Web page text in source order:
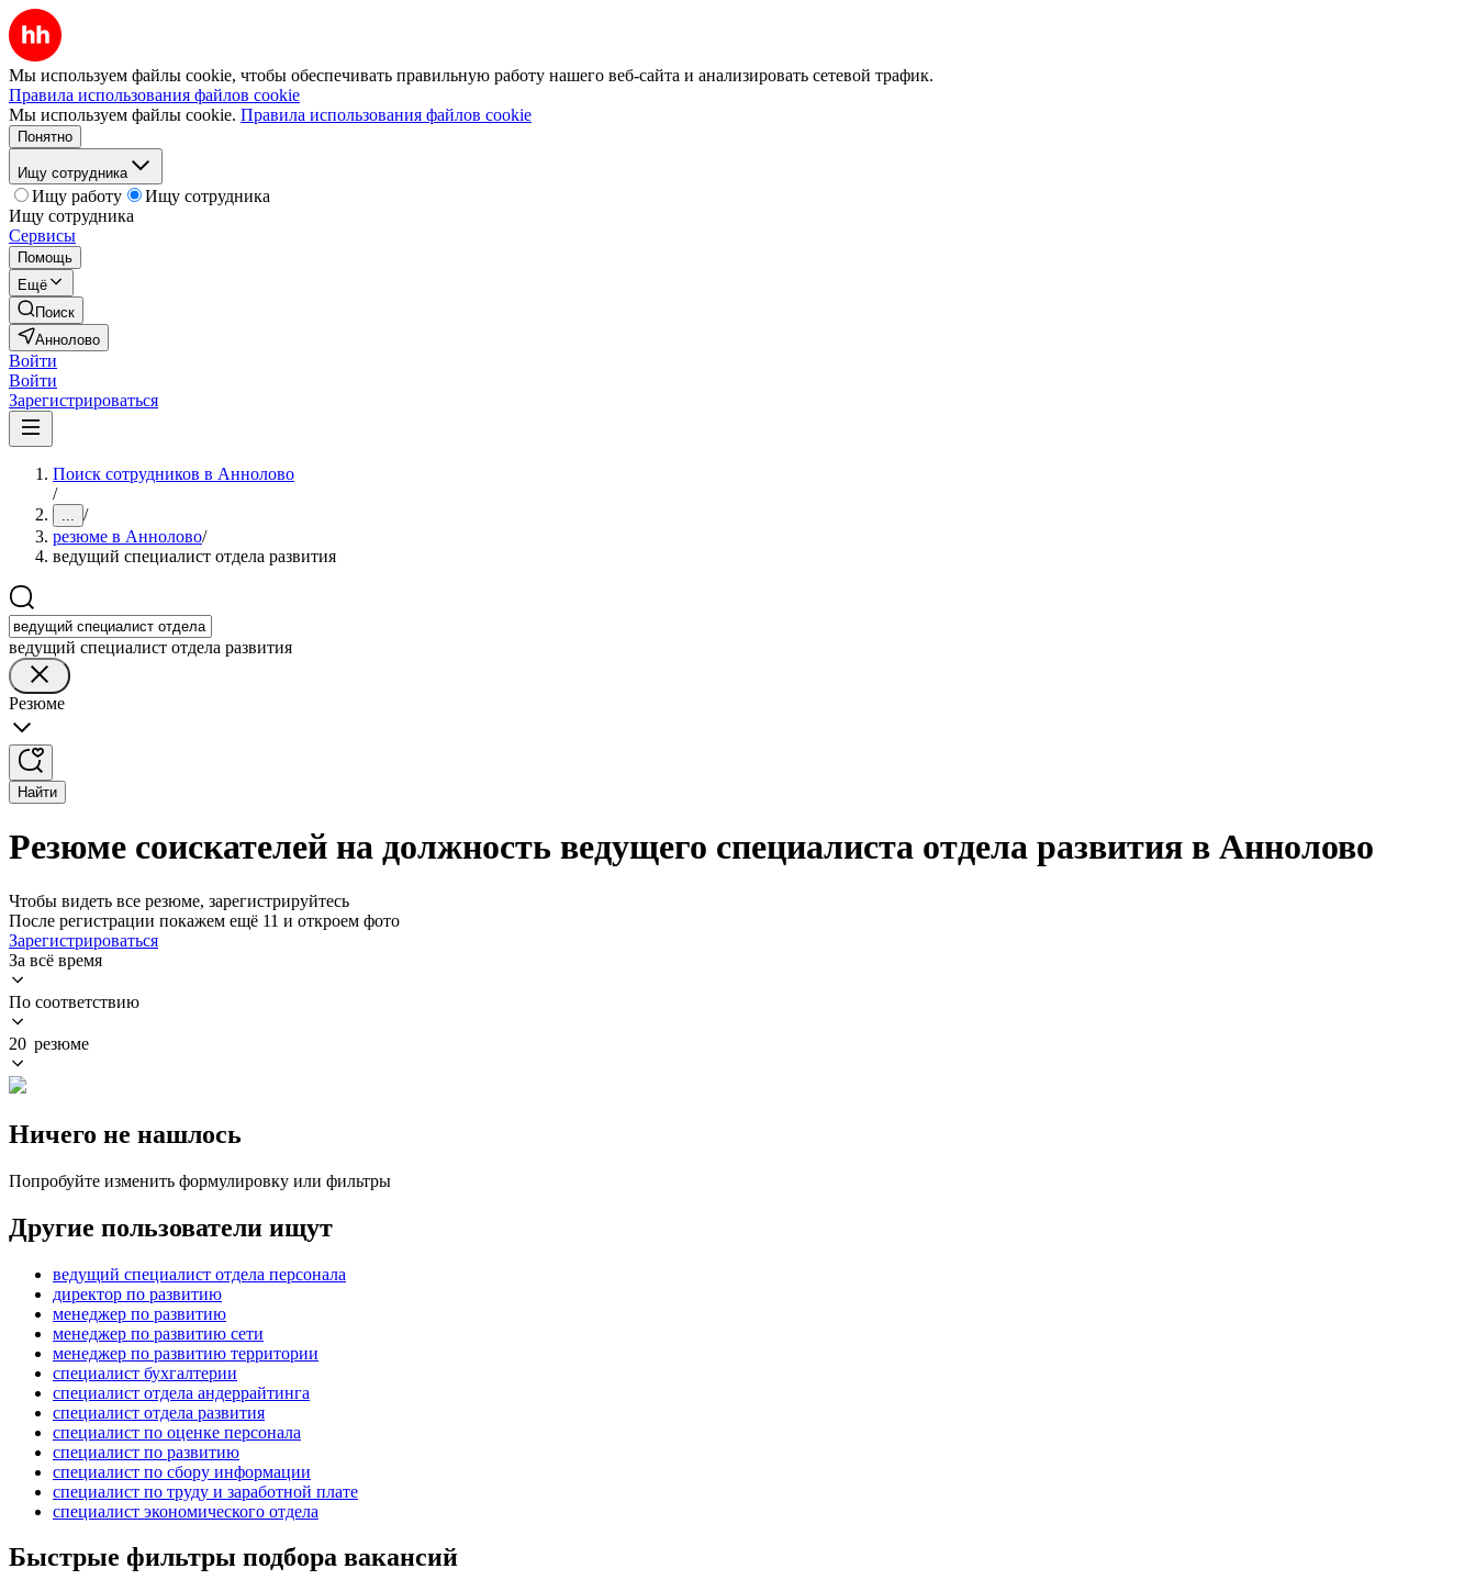
Мы используем файлы cookie, чтобы обеспечивать правильную работу нашего веб-сайта и анализировать сетевой трафик.
Правила использования файлов cookie
Мы используем файлы cookie. Правила использования файлов cookie
Понятно
Ищу сотрудника
Ищу работу
Ищу сотрудника
Ищу сотрудника
Сервисы
Помощь
Ещё
Поиск
Аннолово
Войти
Войти
Зарегистрироваться
Поиск сотрудников в Аннолово
/
... /
резюме в Аннолово/
ведущий специалист отдела развития
ведущий специалист отдела развития
Резюме
Найти
Резюме соискателей на должность ведущего специалиста отдела развития в Аннолово
Чтобы видеть все резюме, зарегистрируйтесь
После регистрации покажем ещё 11 и откроем фото
Зарегистрироваться
За всё время
По соответствию
20 резюме
Ничего не нашлось
Попробуйте изменить формулировку или фильтры
Другие пользователи ищут
ведущий специалист отдела персонала
директор по развитию
менеджер по развитию
менеджер по развитию сети
менеджер по развитию территории
специалист бухгалтерии
специалист отдела андеррайтинга
специалист отдела развития
специалист по оценке персонала
специалист по развитию
специалист по сбору информации
специалист по труду и заработной плате
специалист экономического отдела
Быстрые фильтры подбора вакансий